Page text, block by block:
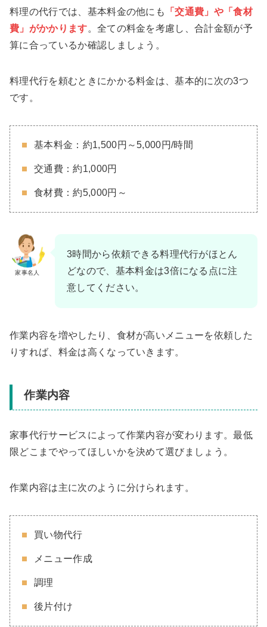
料理の代行では、基本料金の他にも
「交通費」や「食材
費」がかかります。全ての料金を考慮し、合計金額が予
算に合っているか確認しましょう。
料理代行を頼むときにかかる料金は、基本的に次の3つ
です。
基本料金：約1,500円～5,000円/時間
交通費：約1,000円
食材費：約5,000円～
家事名人
3時間から依頼できる料理代行がほとん
どなので、基本料金は3倍になる点に注
意してください。
作業内容を増やしたり、食材が高いメニューを依頼した
りすれば、料金は高くなっていきます。
作業内容
家事代行サービスによって作業内容が変わります。最低
限どこまでやってほしいかを決めて選びましょう。
作業内容は主に次のように分けられます。
買い物代行
メニュー作成
調理
後片付け